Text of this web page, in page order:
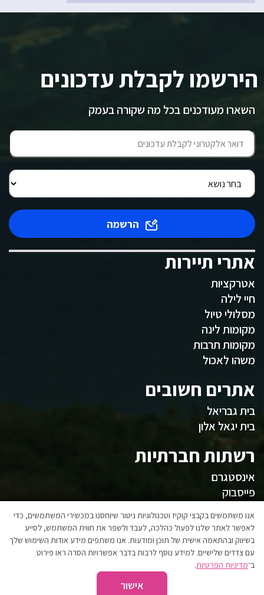
הירשמו לקבלת עדכונים
השארו מעודכנים בכל מה שקורה בעמק
הרשמה
אתרי תיירות
אטרקציות
חיי לילה
מסלולי טיול
מקומות לינה
מקומות תרבות
משהו לאכול
אתרים חשובים
בית גבריאל
בית יגאל אלון
רשתות חברתיות
אינסטגרם
פייסבוק
המועצה
אגפי המועצה
הצהרת נגישות
אנו משתמשים בקבצי קוקיז וטכנולוגיות ניטור שיוחסנו במכשירי המשתמשים, כדי
לאפשר לאתר שלנו לפעול כהלכה, לעבד ולשפר את חווית המשתמש, לסייע
בשיווק ובהתאמה אישית של תוכן ומודעות. אנו משתפים מידע אודות השימוש שלך
עם צדדים שלישיים. למידע נוסף לרבות בדבר אפשרויות הסרה ראו פירוט
ב־מדיניות הפרטיות.
אישור